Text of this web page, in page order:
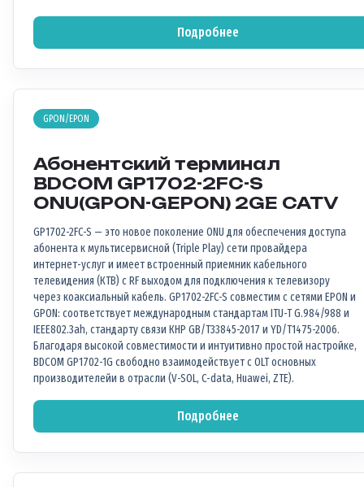
Подробнее
GPON/EPON
Абонентский терминал
BDCOM GP1702-2FC-S
ONU(GPON-GEPON) 2GE CATV
GP1702-2FC-S — это новое поколение ONU для обеспечения доступа
абонента к мультисервисной (Triple Play) сети провайдера
интернет-услуг и имеет встроенный приемник кабельного
телевидения (КТВ) с RF выходом для подключения к телевизору
через коаксиальный кабель. GP1702-2FC-S совместим с сетями EPON и
GPON: соответствует международным стандартам ITU-T G.984/988 и
IEEE802.3ah, стандарту связи КНР GB/T33845-2017 и YD/T1475-2006.
Благодаря высокой совместимости и интуитивно простой настройке,
BDCOM GP1702-1G свободно взаимодействует с OLT основных
производителейи в отрасли (V-SOL, C-data, Huawei, ZTE).
Подробнее